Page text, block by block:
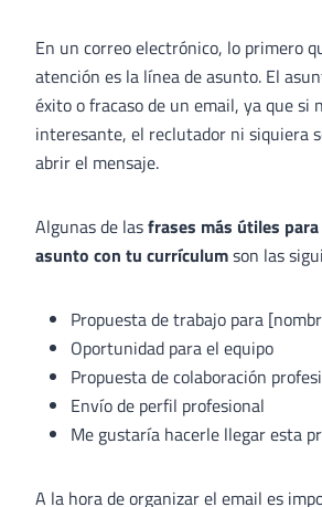
En un correo electrónico, lo primero
atención es la línea de asunto. El
éxito o fracaso de un email, ya que si
interesante, el reclutador ni siquiera
abrir el mensaje.
Algunas de lasfrases más útiles
asunto con tu currículumson las
Propuesta de trabajo para
Oportunidad para el equipo
Propuesta de colaboración
Envío de perfil profesional
Me gustaría hacerle llegar esta
A la hora de organizar el email es